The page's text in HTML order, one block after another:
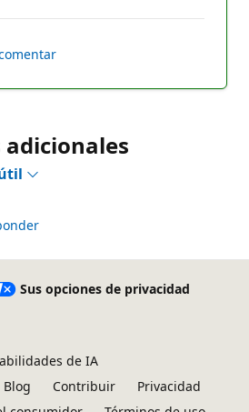
Sus opciones de privacidad
de IA
Blog Contribuir
Privacidad